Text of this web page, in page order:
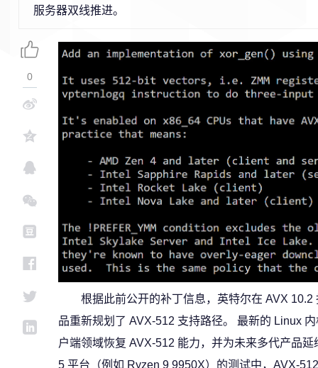
服务器双线推进。
根据此前公开的补丁信息，英特尔在 AVX
品重新规划了 AVX-512 支持路径。 最新的 Linux
户端领域恢复 AVX-512 能力，并为未来多代产品
5 平台（例如 Ryzen 9 9950X）的测试中，AVX-
0